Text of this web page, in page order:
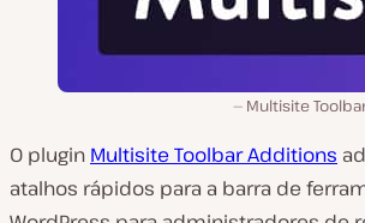
Multisite
O plugin Multisite Toolbar Additions
atalhos rápidos para a barra de